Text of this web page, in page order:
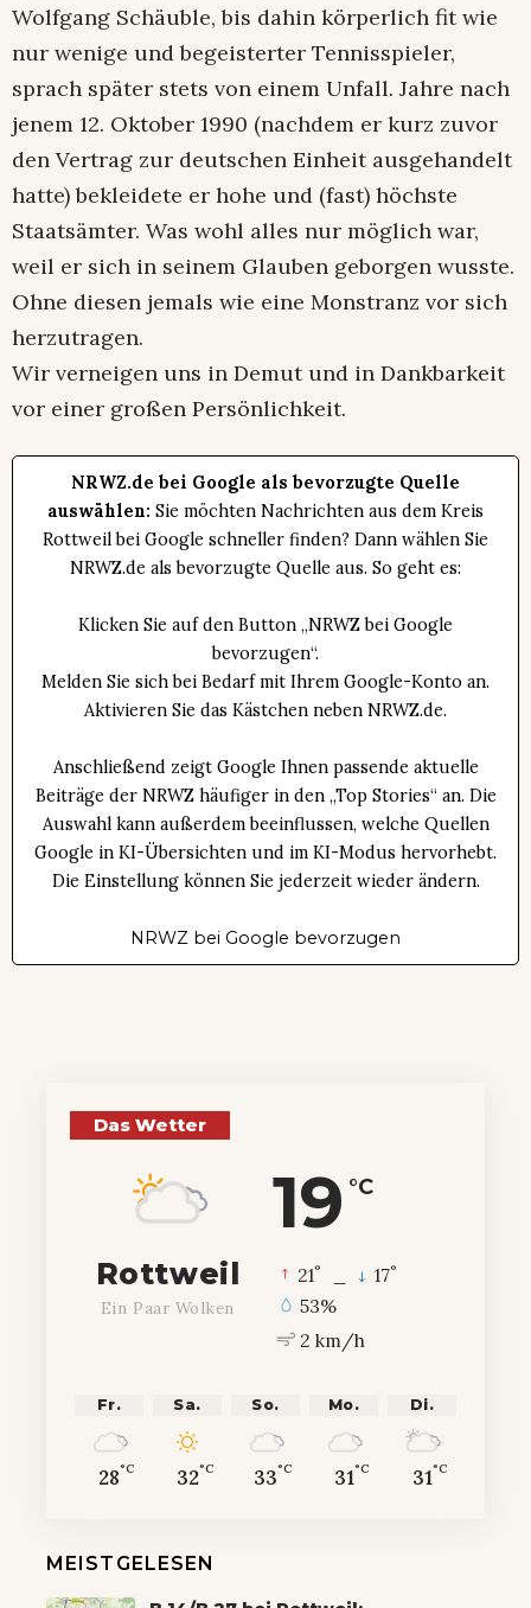
Wolfgang Schäuble, bis dahin körperlich fit wie
nur wenige und begeisterter Tennisspieler,
sprach später stets von einem Unfall. Jahre nach
jenem 12. Oktober 1990 (nachdem er kurz zuvor
den Vertrag zur deutschen Einheit ausgehandelt
hatte) bekleidete er hohe und (fast) höchste
Staatsämter. Was wohl alles nur möglich war,
weil er sich in seinem Glauben geborgen wusste.
Ohne diesen jemals wie eine Monstranz vor sich
herzutragen.
Wir verneigen uns in Demut und in Dankbarkeit
vor einer großen Persönlichkeit.
NRWZ.de bei Google als bevorzugte Quelle
auswählen: Sie möchten Nachrichten aus dem Kreis
Rottweil bei Google schneller finden? Dann wählen Sie
NRWZ.de als bevorzugte Quelle aus. So geht es:
Klicken Sie auf den Button „NRWZ bei Google
bevorzugen“.
Melden Sie sich bei Bedarf mit Ihrem Google-Konto an.
Aktivieren Sie das Kästchen neben NRWZ.de.
Anschließend zeigt Google Ihnen passende aktuelle
Beiträge der NRWZ häufiger in den „Top Stories“ an. Die
Auswahl kann außerdem beeinflussen, welche Quellen
Google in KI-Übersichten und im KI-Modus hervorhebt.
Die Einstellung können Sie jederzeit wieder ändern.
NRWZ bei Google bevorzugen
Das Wetter
19 °C
Rottweil
Ein Paar Wolken
21° 17°
53%
2 km/h
Fr.
28°C
Sa.
32°C
So.
33°C
Mo.
31°C
Di.
31°C
MEISTGELESEN